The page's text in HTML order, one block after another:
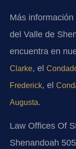
Más
del Valle de
encuentra en
Clarke, el
Frederick, el
Augusta.
Law Offices Of
Shenandoah